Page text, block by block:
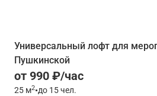
Универсальный лофт для
Пушкинской
от 990 ₽/час
25 м2•до 15 чел.